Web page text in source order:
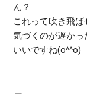
ん？
これって吹き飛
気づくのが遅か
いいですね(o^^o)